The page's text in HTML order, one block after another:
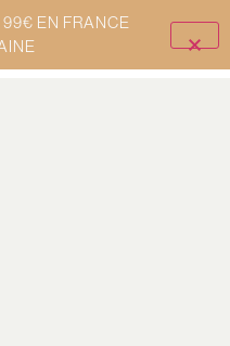
EN FRANCE